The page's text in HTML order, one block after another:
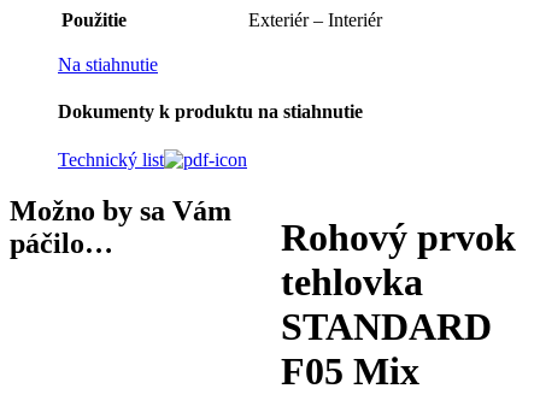
Použitie Exteriér – Interiér
Na stiahnutie
Dokumenty k produktu na stiahnutie
Technický list
Rohový prvok
tehlovka
STANDARD
F05 Mix
Možno by sa Vám
páčilo…